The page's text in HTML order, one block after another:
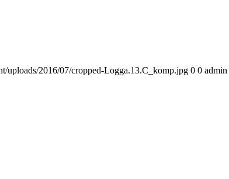
uploads/2016/07/cropped-Logga.13.C_komp.jpg 0 0 admin